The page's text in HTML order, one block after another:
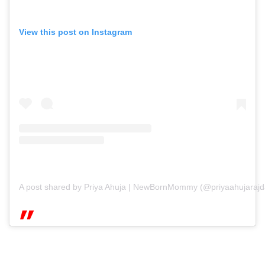
View this post on Instagram
A post shared by Priya Ahuja | NewBornMommy